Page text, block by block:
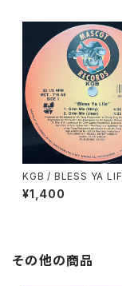
KGB / BLESS YA
¥1,400
その他の商品